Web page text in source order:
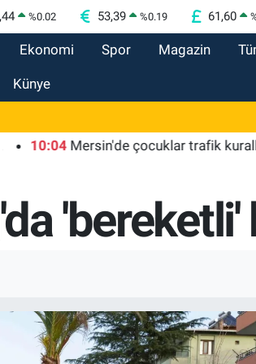
%0.02 53,39 %0.19 61,60
Ekonomi Spor Magazin
Künye
Mersin'de çocuklar trafik kurallarını